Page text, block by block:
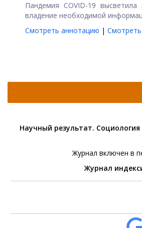
Пандемия COVID-19
владение необходимой
Смотреть аннотацию |
Научный результат.
Журнал включен в
Журнал